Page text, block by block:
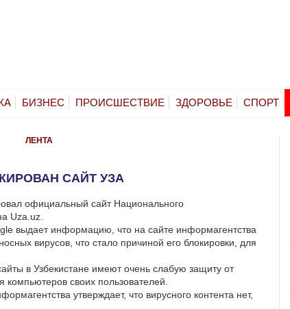
БИЗНЕС ПРОИСШЕСТВИЕ ЗДОРОВЬЕ СПОРТ
ЛЕНТА
САЙТ УЗА
официальный сайт Национального
Uza.uz.
выдает информацию, что на сайте информагентства
вирусов, что стало причиной его блокировки, для
в Узбекистане имеют очень слабую защиту от
компьютеров своих пользователей.
утверждает, что вирусного контента нет,